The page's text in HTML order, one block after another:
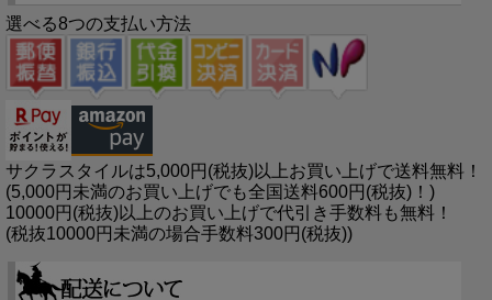
選べる8つの支払い方法
サクラスタイルは5,000円(税抜)以上お買い上げで送料無料！
(5,000円未満のお買い上げでも全国送料600円(税抜)！)
10000円(税抜)以上のお買い上げで代引き手数料も無料！
(税抜10000円未満の場合手数料300円(税抜))